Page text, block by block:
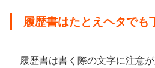
履歴書はたとえヘタでも
履歴書は書く際の文字に注意が